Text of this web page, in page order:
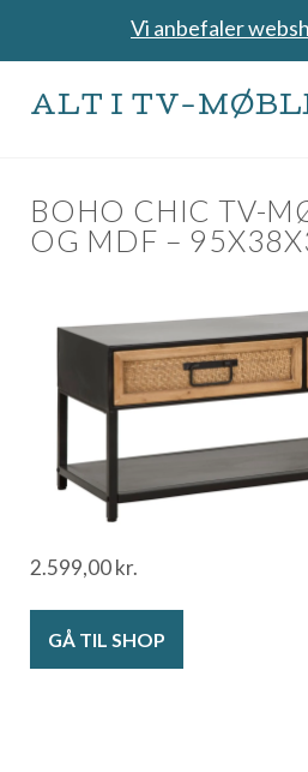
Vi anbefaler
ALT I TV-
BOHO CHIC TV-
OG MDF –
2.599,00kr.
GÅ TIL SHOP